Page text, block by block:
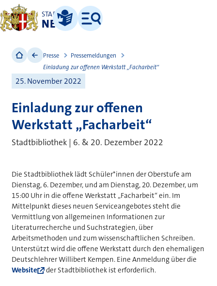
STADT
NEUSS
Leichte Sprache
Menü
Presse
Pressemeldungen
Einladung zur offenen Werkstatt „Facharbeit“
25. November 2022
Einladung zur offenen
Werkstatt „Facharbeit“
Stadtbibliothek | 6. & 20. Dezember 2022
Die Stadtbibliothek lädt Schüler*innen der Oberstufe am
Dienstag, 6. Dezember, und am Dienstag, 20. Dezember, um
15:00 Uhr in die offene Werkstatt „Facharbeit“ ein. Im
Mittelpunkt dieses neuen Serviceangebotes steht die
Vermittlung von allgemeinen Informationen zur
Literaturrecherche und Suchstrategien, über
Arbeitsmethoden und zum wissenschaftlichen Schreiben.
Unterstützt wird die offene Werkstatt durch den ehemaligen
Deutschlehrer Willibert Kempen. Eine Anmeldung über die
Website
der Stadtbibliothek ist erforderlich.